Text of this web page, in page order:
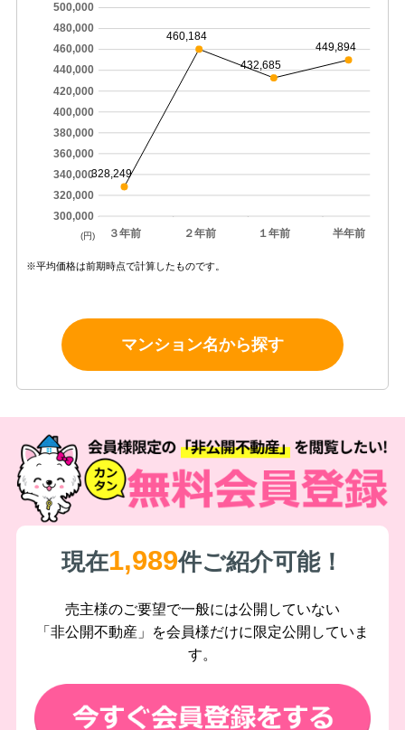
３年前 ２年前 １年前 半年前
300,000
320,000
340,000
360,000
380,000
400,000
420,000
440,000
460,000
480,000
500,000
328,249
460,184
432,685
449,894
(円)
※平均価格は前期時点で計算したものです。
マンション名から探す
現在1,989件ご紹介可能！
売主様のご要望で一般には公開していない
「非公開不動産」を会員様だけに限定公開していま
す。